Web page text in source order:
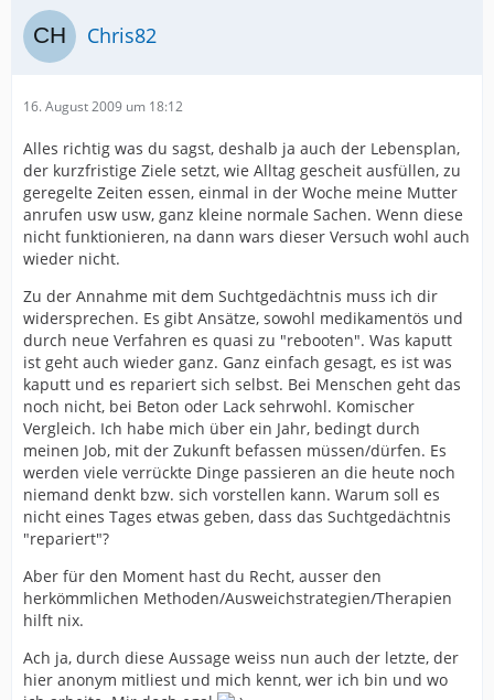
Chris82
16. August 2009 um 18:12
Alles richtig was du sagst, deshalb ja auch der Lebensplan,
der kurzfristige Ziele setzt, wie Alltag gescheit ausfüllen, zu
geregelte Zeiten essen, einmal in der Woche meine Mutter
anrufen usw usw, ganz kleine normale Sachen. Wenn diese
nicht funktionieren, na dann wars dieser Versuch wohl auch
wieder nicht.
Zu der Annahme mit dem Suchtgedächtnis muss ich dir
widersprechen. Es gibt Ansätze, sowohl medikamentös und
durch neue Verfahren es quasi zu "rebooten". Was kaputt
ist geht auch wieder ganz. Ganz einfach gesagt, es ist was
kaputt und es repariert sich selbst. Bei Menschen geht das
noch nicht, bei Beton oder Lack sehrwohl. Komischer
Vergleich. Ich habe mich über ein Jahr, bedingt durch
meinen Job, mit der Zukunft befassen müssen/dürfen. Es
werden viele verrückte Dinge passieren an die heute noch
niemand denkt bzw. sich vorstellen kann. Warum soll es
nicht eines Tages etwas geben, dass das Suchtgedächtnis
"repariert"?
Aber für den Moment hast du Recht, ausser den
herkömmlichen Methoden/Ausweichstrategien/Therapien
hilft nix.
Ach ja, durch diese Aussage weiss nun auch der letzte, der
hier anonym mitliest und mich kennt, wer ich bin und wo